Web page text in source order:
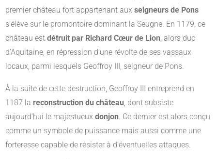
premier château fort appartenant aux seigneurs de Pons
s’élève sur le promontoire dominant la Seugne. En 1179, ce
château est détruit par Richard Cœur de Lion , alors duc
d’Aquitaine, en répression d’une révolte de ses vassaux
locaux, parmi lesquels Geoffroy III, seigneur de Pons.
À la suite de cette destruction, Geoffroy III entreprend en
1187 la reconstruction du château , dont subsiste
aujourd’hui le majestueux donjon . Ce dernier est alors conçu
comme un symbole de puissance mais aussi comme une
forteresse capable de résister à d’éventuelles attaques.